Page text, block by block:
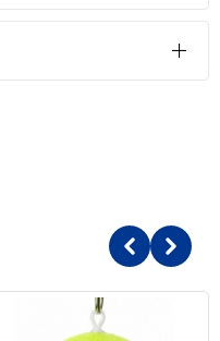
günlük aktiviteye de ihtiyaç
kolaylıkla atabilirler.